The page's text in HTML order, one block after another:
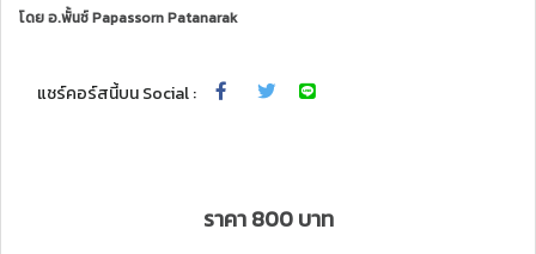
โดยอ.พั้นช์ Papassorn Patanarak
แชร์คอร์สนี้บน Social :
ราคา 800 บาท